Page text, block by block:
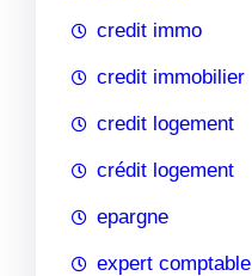
credit immo
credit immobilier
credit logement
crédit logement
epargne
expert comptable